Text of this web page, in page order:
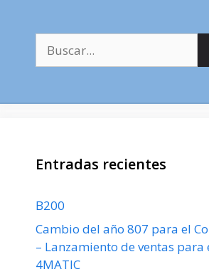
Entradas recientes
B200
Cambio del año 807 para el
– Lanzamiento de ventas para
4MATIC